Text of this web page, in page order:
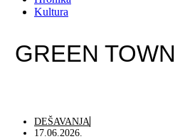
Kultura
GREEN
DEŠAVANJA
17.06.2026.